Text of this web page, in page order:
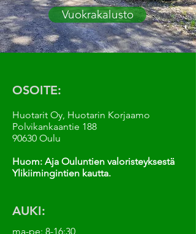
Vuokrakalusto
OSOITE:
Huotarit Oy, Huotarin Korjaamo
Polvikankaantie 188
90630 Oulu
Huom: Aja Ouluntien valoristeyksestä
Ylikiimingintien kautta.
AUKI:
ma-pe: 8-16:30